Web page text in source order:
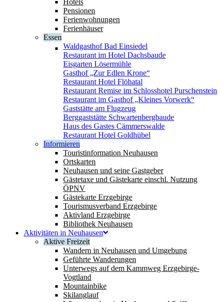
Hotels
Pensionen
Ferienwohnungen
Ferienhäuser
Essen
Waldgasthof Bad Einsiedel
Restaurant im Hotel Dachsbaude
Eisgarten Lösermühle
Gasthof „Zur Edlen Krone“
Restaurant Hotel Flöhatal
Restaurant Remise im Schlosshotel Purschenstein
Restaurant im Gasthof „Kleines Vorwerk“
Gaststätte am Flugzeug
Berggaststätte Schwartenbergbaude
Haus des Gastes Cämmerswalde
Restaurant Hotel Goldhübel
Informieren
Touristinformation Neuhausen
Ortskarten
Neuhausen und seine Gastgeber
Gästetaxe und Gästekarte einschl. Nutzung
ÖPNV
Gästekarte Erzgebirge
Tourismusverband Erzgebirge
Aktivland Erzgebirge
Bibliothek Neuhausen
Aktivitäten in Neuhausen
Aktive Freizeit
Wandern in Neuhausen und Umgebung
Geführte Wanderungen
Unterwegs auf dem Kammweg Erzgebirge-
Vogtland
Mountainbike
Skilanglauf